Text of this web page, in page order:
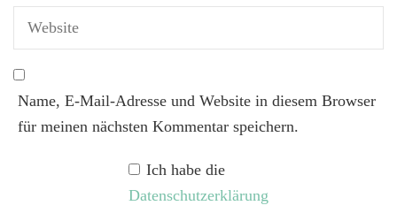
Name, E-Mail-Adresse und Website in diesem Browser
für meinen nächsten Kommentar speichern.
Ich habe die
Datenschutzerklärung